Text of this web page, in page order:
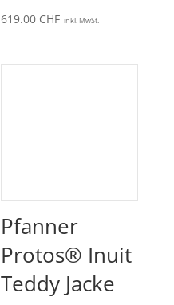
619.00 CHF inkl. MwSt.
Pfanner
Protos® Inuit
Teddy Jacke